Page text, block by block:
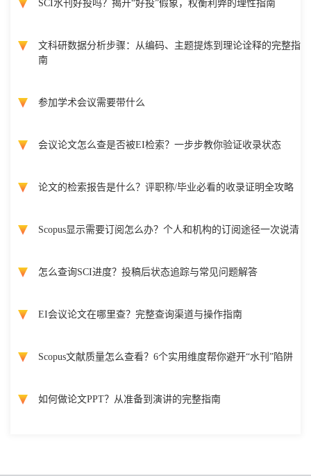
SCI水刊好投吗？揭开“好投”假象，权衡利弊的理性指南
文科研数据分析步骤：从编码、主题提炼到理论诠释的完整指
南
参加学术会议需要带什么
会议论文怎么查是否被EI检索？一步步教你验证收录状态
论文的检索报告是什么？评职称/毕业必看的收录证明全攻略
Scopus显示需要订阅怎么办？个人和机构的订阅途径一次说清
怎么查询SCI进度？投稿后状态追踪与常见问题解答
EI会议论文在哪里查？完整查询渠道与操作指南
Scopus文献质量怎么查看？6个实用维度帮你避开“水刊”陷阱
如何做论文PPT？从准备到演讲的完整指南